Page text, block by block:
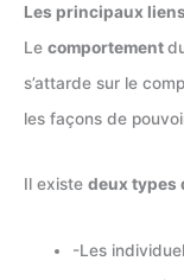
Les principaux
Le comportement
s’attarde sur le
les façons de
Il existe deux types
-Les